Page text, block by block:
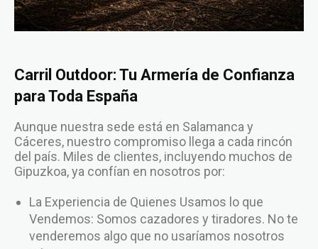
Carril Outdoor: Tu Armería de Confianza
para Toda España
Aunque nuestra sede está en Salamanca y
Cáceres, nuestro compromiso llega a cada rincón
del país. Miles de clientes, incluyendo muchos de
Gipuzkoa, ya confían en nosotros por:
La Experiencia de Quienes Usamos lo que
Vendemos: Somos cazadores y tiradores. No te
venderemos algo que no usaríamos nosotros